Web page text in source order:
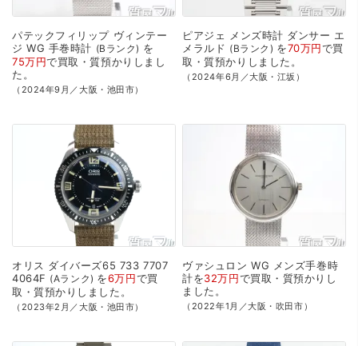
パテックフィリップ ヴィンテー
ジ WG 手巻時計 Bランク
を
75万円で買取・質預かり しまし
た。
（2024年9月／大阪・池田市）
ピアジェ メンズ時計 ダンサー エ
メラルド
Bランク を70万円で買
取・質預かり しました。
（2024年6月／大阪・江坂）
オリス ダイバーズ65 733 7707
4064F
Aランク を6万円で買
取・質預かり しました。
（2023年2月／大阪・池田市）
ヴァシュロン WG メンズ手巻時
計を32万円で買取・質預かり し
ました。
（2022年1月／大阪・吹田市）